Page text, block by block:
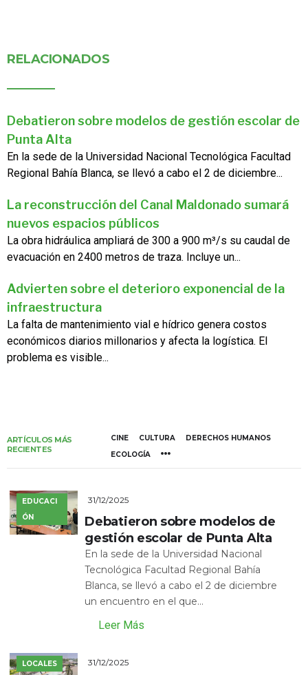
RELACIONADOS
Debatieron sobre modelos de gestión escolar de
Punta Alta
En la sede de la Universidad Nacional Tecnológica Facultad
Regional Bahía Blanca, se llevó a cabo el 2 de diciembre...
La reconstrucción del Canal Maldonado sumará
nuevos espacios públicos
La obra hidráulica ampliará de 300 a 900 m³/s su caudal de
evacuación en 2400 metros de traza. Incluye un...
Advierten sobre el deterioro exponencial de la
infraestructura
La falta de mantenimiento vial e hídrico genera costos
económicos diarios millonarios y afecta la logística. El
problema es visible...
ARTÍCULOS MÁS
RECIENTES
CINE CULTURA
DERECHOS HUMANOS
ECOLOGÍA
EDUCACI
ÓN
31/12/2025
Debatieron sobre modelos de
gestión escolar de Punta Alta
En la sede de la Universidad Nacional
Tecnológica Facultad Regional Bahía
Blanca, se llevó a cabo el 2 de diciembre
un encuentro en el que...
Leer Más
LOCALES 31/12/2025